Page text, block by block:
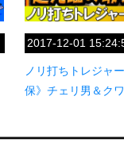
2017-12-01
ノリ打ちトレジャ
保》チェリ男＆ク